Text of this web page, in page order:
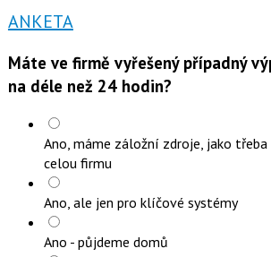
ANKETA
Máte ve firmě vyřešený případný
na déle než 24 hodin?
Ano, máme záložní zdroje, jako třeba
celou firmu
Ano, ale jen pro klíčové systémy
Ano - půjdeme domů